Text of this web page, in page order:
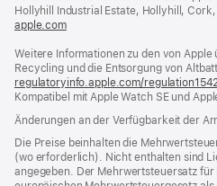
Hollyhill Industrial Estate, Hollyhill,
apple.com(öffnet
neues
Fenster)
Weitere Informationen zu den von
Recycling und die Entsorgung von
regulatoryinfo.apple.com/
Kompatibel mit Apple Watch SE und
Änderungen an der Verfügbarkeit der
Die Preise beinhalten die
(wo erforderlich). Nicht enthalten sind
angegeben. Der Mehrwertsteuersatz